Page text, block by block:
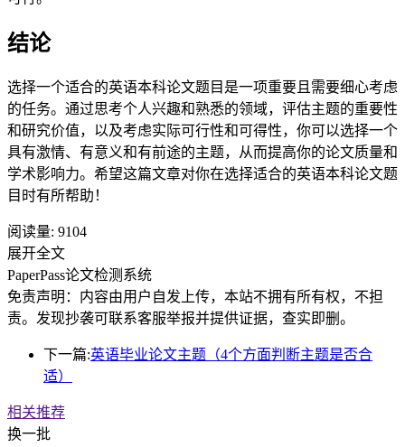
结论
选择一个适合的英语本科论文题目是一项重要且需要细心考虑
的任务。通过思考个人兴趣和熟悉的领域，评估主题的重要性
和研究价值，以及考虑实际可行性和可得性，你可以选择一个
具有激情、有意义和有前途的主题，从而提高你的论文质量和
学术影响力。希望这篇文章对你在选择适合的英语本科论文题
目时有所帮助！
阅读量: 9104
展开全文
PaperPass论文检测系统
免责声明：内容由用户自发上传，本站不拥有所有权，不担
责。发现抄袭可联系客服举报并提供证据，查实即删。
下一篇:英语毕业论文主题（4个方面判断主题是否合
适）
相关推荐
换一批